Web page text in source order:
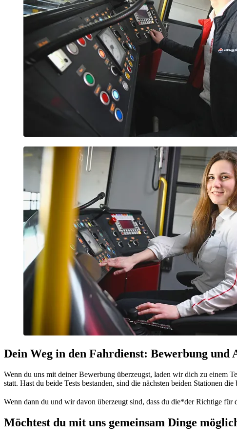
Dein Weg in den Fahrdienst: Bewerbung und
Wenn du uns mit deiner Bewerbung überzeugst, laden wir dich zu einem
statt. Hast du beide Tests bestanden, sind die nächsten beiden Stationen
Wenn dann du und wir davon überzeugt sind, dass du die*der Richtige
Möchtest du mit uns gemeinsam Dinge